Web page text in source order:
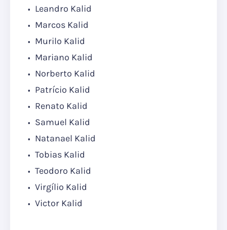
Leandro Kalid
Marcos Kalid
Murilo Kalid
Mariano Kalid
Norberto Kalid
Patrício Kalid
Renato Kalid
Samuel Kalid
Natanael Kalid
Tobias Kalid
Teodoro Kalid
Virgílio Kalid
Victor Kalid